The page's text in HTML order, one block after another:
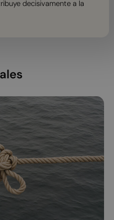
decisivamente a la